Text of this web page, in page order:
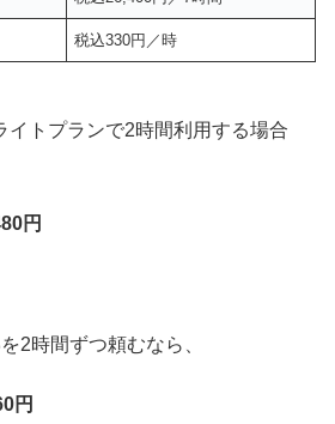
税込330円／時
イトプランで2時間利用する場合
円
2時間ずつ頼むなら、
円